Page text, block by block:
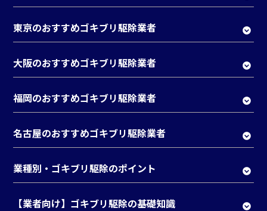
東京のおすすめゴキブリ駆除業者
大阪のおすすめゴキブリ駆除業者
福岡のおすすめゴキブリ駆除業者
名古屋のおすすめゴキブリ駆除業者
業種別・ゴキブリ駆除のポイント
【業者向け】ゴキブリ駆除の基礎知識